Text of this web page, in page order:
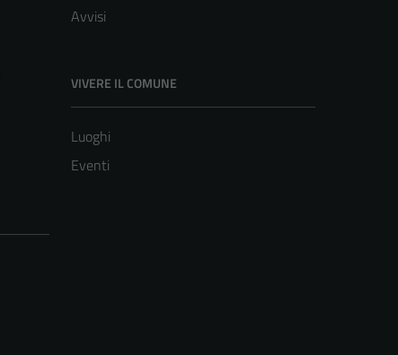
Avvisi
VIVERE IL COMUNE
Luoghi
Eventi